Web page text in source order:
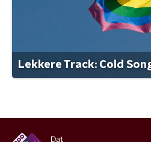
Lekkere Track: Cold